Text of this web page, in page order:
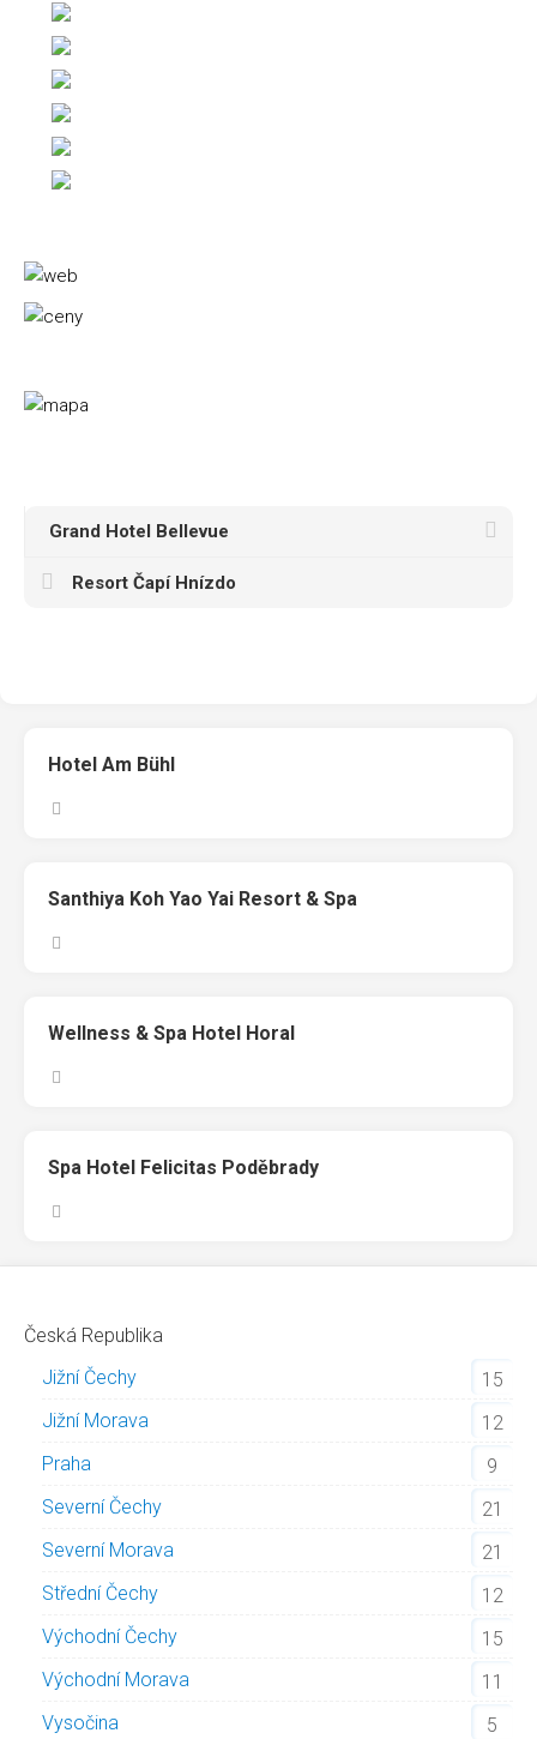
Grand Hotel Bellevue
Resort Čapí Hnízdo
Hotel Am Bühl
Santhiya Koh Yao Yai Resort & Spa
Wellness & Spa Hotel Horal
Spa Hotel Felicitas Poděbrady
Česká Republika
Jižní Čechy
15
Jižní Morava
12
Praha
9
Severní Čechy
21
Severní Morava
21
Střední Čechy
12
Východní Čechy
15
Východní Morava
11
Vysočina
5